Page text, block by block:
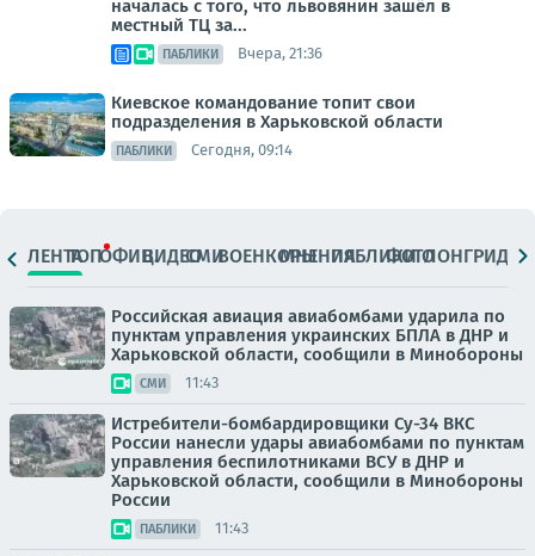
началась с того, что львовянин зашёл в
местный ТЦ за...
ПАБЛИКИ Вчера, 21:36
Киевское командование топит свои
подразделения в Харьковской области
ПАБЛИКИ Сегодня, 09:14
ЛЕНТАТОПОФИЦ.ВИДЕОСМИВОЕНКОРЫМНЕНИЯПАБЛИКИ
ФОТОЛОНГРИДЫ
Российская авиация авиабомбами ударила по
пунктам управления украинских БПЛА в ДНР и
Харьковской области, сообщили в Минобороны
СМИ 11:43
Истребители-бомбардировщики Су-34 ВКС
России нанесли удары авиабомбами по пунктам
управления беспилотниками ВСУ в ДНР и
Харьковской области, сообщили в Минобороны
России
ПАБЛИКИ 11:43